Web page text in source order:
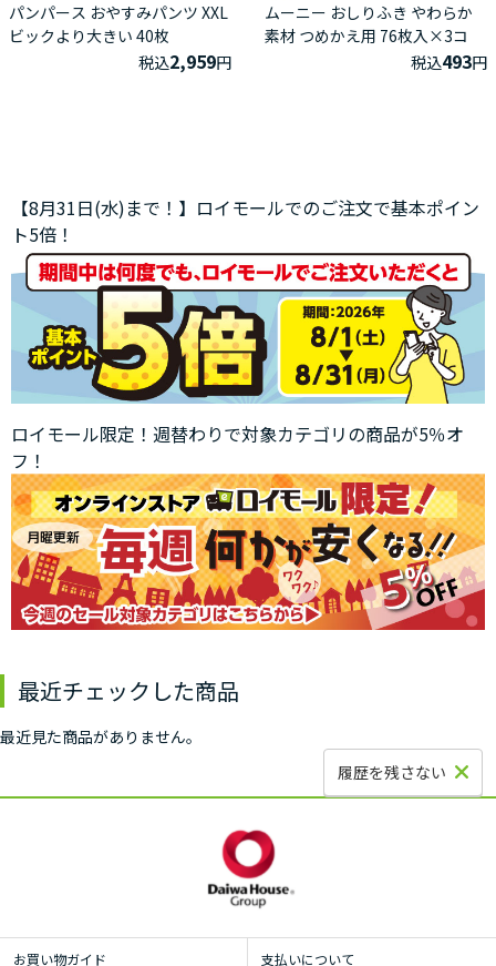
パンパース おやすみパンツ XXL
ビックより大きい 40枚
税込2,959円
ムーニー おしりふき やわらか
素材 つめかえ用 76枚入×3コ
税込493円
【8月31日(水)まで！】ロイモールでのご注文で基本ポイン
ト5倍！
ロイモール限定！週替わりで対象カテゴリの商品が5％オ
フ！
最近チェックした商品
最近見た商品がありません。
履歴を残さない
お買い物ガイド 支払いについて